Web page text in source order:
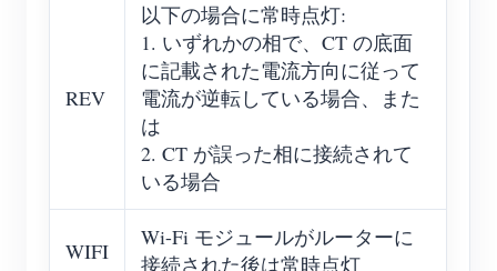
REV
以下の場合に常時点灯:
1. いずれかの相で、CT の底面
に記載された電流方向に従って
電流が逆転している場合、また
は
2. CT が誤った相に接続されて
いる場合
WIFI
Wi-Fi モジュールがルーターに
接続された後は常時点灯